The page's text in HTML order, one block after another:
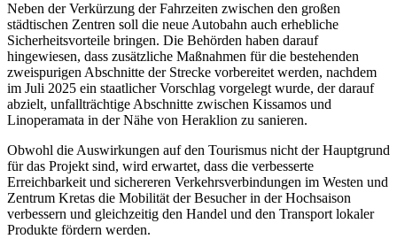
Neben der Verkürzung der Fahrzeiten zwischen den großen
städtischen Zentren soll die neue Autobahn auch erhebliche
Sicherheitsvorteile bringen. Die Behörden haben darauf
hingewiesen, dass zusätzliche Maßnahmen für die bestehenden
zweispurigen Abschnitte der Strecke vorbereitet werden, nachdem
im Juli 2025 ein staatlicher Vorschlag vorgelegt wurde, der darauf
abzielt, unfallträchtige Abschnitte zwischen Kissamos und
Linoperamata in der Nähe von Heraklion zu sanieren.
Obwohl die Auswirkungen auf den Tourismus nicht der Hauptgrund
für das Projekt sind, wird erwartet, dass die verbesserte
Erreichbarkeit und sichereren Verkehrsverbindungen im Westen und
Zentrum Kretas die Mobilität der Besucher in der Hochsaison
verbessern und gleichzeitig den Handel und den Transport lokaler
Produkte fördern werden.